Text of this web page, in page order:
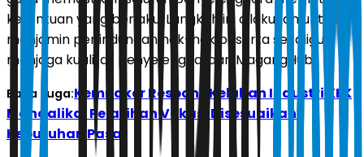
ketentuan yang berlaku. Langkah ini dilakukan untuk
menjamin perlindungan hak-hak peserta sekaligus
menjaga kualitas penyelenggaraan MagangHub.
Baca Juga:Kemnaker Respons Keluhan Industri KEK
Mandalika, Pelatihan Vokasi Disesuaikan
Kebutuhan Pasar